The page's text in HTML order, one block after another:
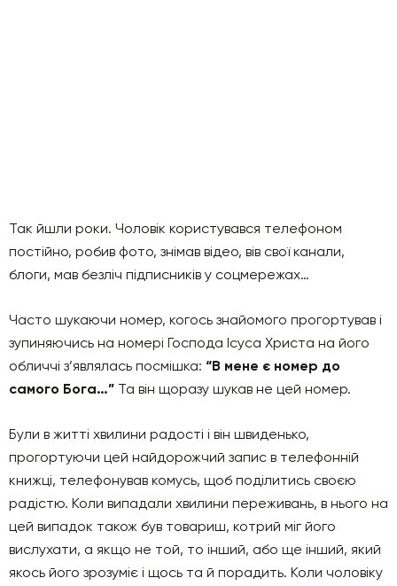
Так йшли роки. Чоловік користувався телефоном
постійно, робив фото, знімав відео, вів свої канали,
блоги, мав безліч підписників у соцмережах…
Часто шукаючи номер, когось знайомого прогортував і
зупиняючись на номері Господа Ісуса Христа на його
обличчі з’являлась посмішка: “В мене є номер до
самого Бога…” Та він щоразу шукав не цей номер.
Були в житті хвилини радості і він швиденько,
прогортуючи цей найдорожчий запис в телефонній
книжці, телефонував комусь, щоб поділитись своєю
радістю. Коли випадали хвилини переживань, в нього на
цей випадок також був товариш, котрий міг його
вислухати, а якщо не той, то інший, або ще інший, який
якось його зрозуміє і щось та й порадить. Коли чоловіку